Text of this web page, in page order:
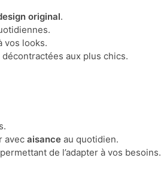
original.
vos looks.
aux plus chics.
avecaisance au quotidien.
de l’adapter à vos besoins.